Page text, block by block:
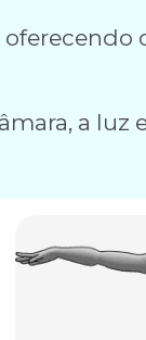
oferecendo
a luz